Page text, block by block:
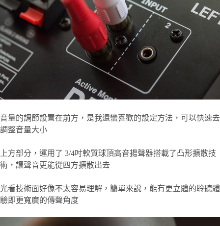
音量的調節設置在前方，是我還蠻喜歡的設定方法，可以快速去
調整音量大小
上方部分，運用了 3/4吋軟質球頂高音揚聲器搭載了凸形擴散技
術，讓聲音更能從四方擴散出去
光看技術面好像不太容易理解，簡單來說，能有更立體的聆聽體
驗即更寬廣的傳聲角度